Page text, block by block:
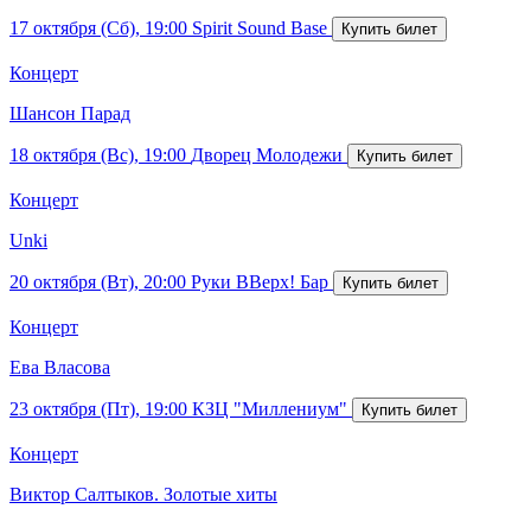
17 октября (Сб), 19:00 Spirit Sound Base
Концерт
Шансон Парад
18 октября (Вс), 19:00 Дворец Молодежи
Концерт
Unki
20 октября (Вт), 20:00 Руки ВВерх! Бар
Концерт
Ева Власова
23 октября (Пт), 19:00 КЗЦ "Миллениум"
Концерт
Виктор Салтыков. Золотые хиты